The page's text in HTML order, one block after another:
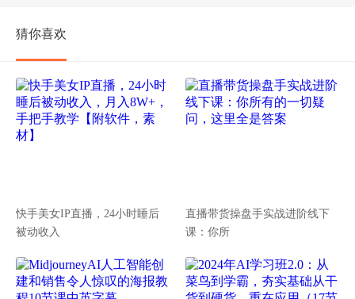
猜你喜欢
快手美女IP直播，24小时睡后
被动收入
直播带货操盘手实战进阶线下
课：你所